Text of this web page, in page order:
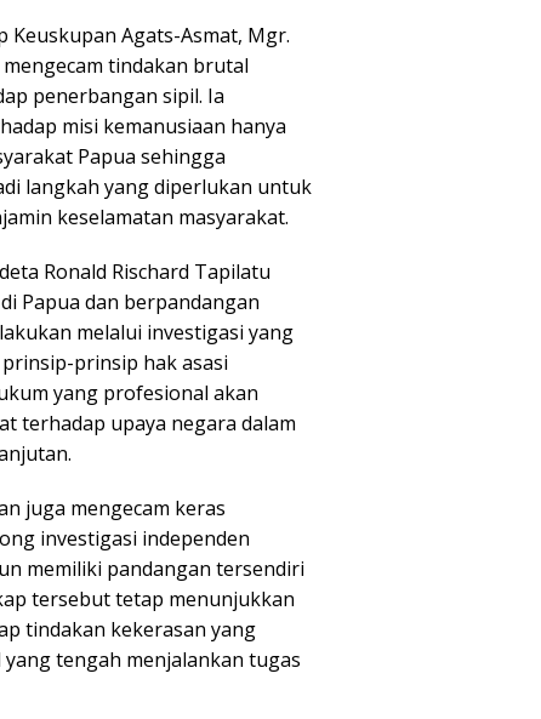
Agats-Asmat, Mgr.
tindakan brutal
penerbangan sipil. Ia
misi kemanusiaan hanya
Papua sehingga
langkah yang diperlukan untuk
keselamatan masyarakat.
Ronald Rischard Tapilatu
Papua dan berpandangan
melalui investigasi yang
prinsip hak asasi
yang profesional akan
terhadap upaya negara dalam
juga mengecam keras
investigasi independen
memiliki pandangan tersendiri
tersebut tetap menunjukkan
tindakan kekerasan yang
tengah menjalankan tugas